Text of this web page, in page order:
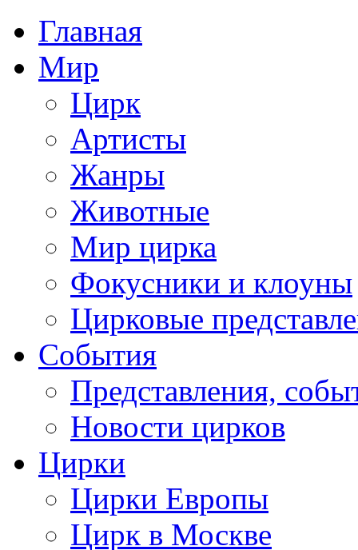
Главная
Мир
Цирк
Артисты
Жанры
Животные
Мир цирка
Фокусники и клоуны
Цирковые
События
Представления,
Новости цирков
Цирки
Цирки Европы
Цирк в Москве